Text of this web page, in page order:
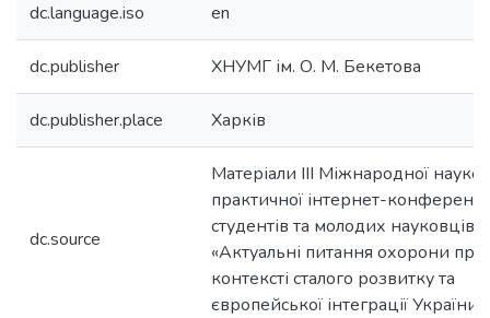
dc.language.iso en
dc.publisher ХНУМГ ім. О. М. Бекетова
dc.publisher.place Харків
dc.source
Матеріали ІІІ Міжнародної
практичної інтернет-
студентів та молодих науковців
«Актуальні питання охорони
контексті сталого розвитку та
європейської інтеграції України»